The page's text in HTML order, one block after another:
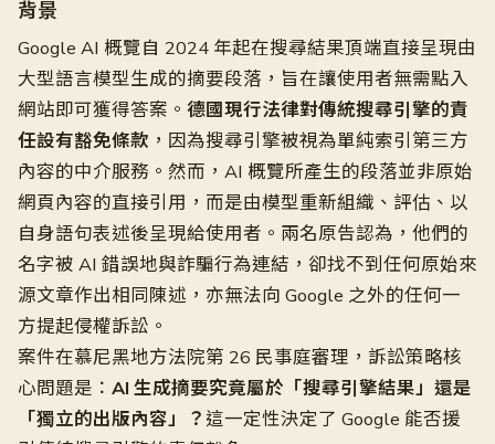
背景
Google AI 概覽自 2024 年起在搜尋結果頂端直接呈現由
大型語言模型生成的摘要段落，旨在讓使用者無需點入
網站即可獲得答案。 德國現行法律對傳統搜尋引擎的責
任設有豁免條款 ，因為搜尋引擎被視為單純索引第三方
內容的中介服務。然而，AI 概覽所產生的段落並非原始
網頁內容的直接引用，而是由模型重新組織、評估、以
自身語句表述後呈現給使用者。兩名原告認為，他們的
名字被 AI 錯誤地與詐騙行為連結，卻找不到任何原始來
源文章作出相同陳述，亦無法向 Google 之外的任何一
方提起侵權訴訟。
案件在慕尼黑地方法院第 26 民事庭審理，訴訟策略核
心問題是： AI 生成摘要究竟屬於「搜尋引擎結果」還是
「獨立的出版內容」？ 這一定性決定了 Google 能否援